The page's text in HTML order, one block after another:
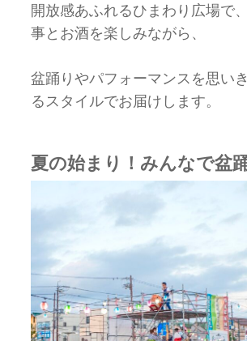
開放感あふれるひまわり広場で
事とお酒を楽しみながら、
盆踊りやパフォーマンスを思い
るスタイルでお届けします。
夏の始まり！みんなで盆